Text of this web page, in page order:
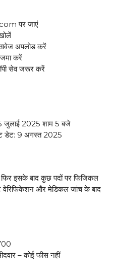
पर जाएं
अपलोड करें
करें
सेव जरूर करें
जुलाई 2025 शाम 5 बजे
डेट: 9 अगस्त 2025
फिर इसके बाद कुछ पदों पर फिजिकल
वेरिफिकेशन और मेडिकल जांच के बाद
– कोई फीस नहीं